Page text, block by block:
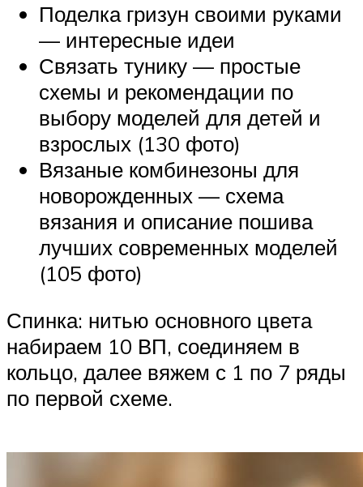
Поделка гризун своими руками
— интересные идеи
Связать тунику — простые
схемы и рекомендации по
выбору моделей для детей и
взрослых (130 фото)
Вязаные комбинезоны для
новорожденных — схема
вязания и описание пошива
лучших современных моделей
(105 фото)
Спинка: нитью основного цвета
набираем 10 ВП, соединяем в
кольцо, далее вяжем с 1 по 7 ряды
по первой схеме.